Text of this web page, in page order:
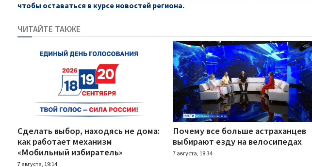
чтобы оставаться в курсе новостей региона.
ЧИТАЙТЕ ТАКЖЕ
Сделать выбор, находясь не дома:
как работает механизм
«Мобильный избиратель»
7 августа, 19:14
Почему все больше астраханцев
выбирают езду на велосипедах
7 августа, 18:34